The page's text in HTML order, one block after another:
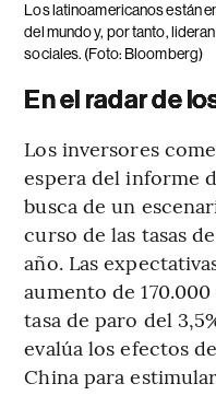
Los latinoamericanos están
del mundo y, por tanto,
sociales. (Foto: Bloomberg)
En el radar de
Los inversores
espera del informe
busca de un
curso de las tasas
año. Las
aumento de
tasa de paro del
evalúa los efectos
China para